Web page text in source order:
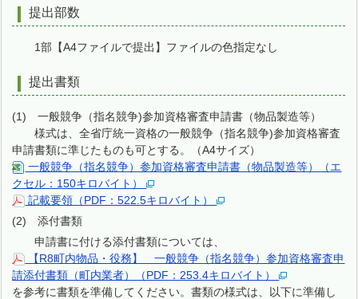
提出部数
1部【A4ファイルで提出】ファイルの色指定なし
提出書類
(1) 一般競争（指名競争)参加資格審査申請書（物品製造等）
様式は、全省庁統一資格の一般競争（指名競争)参加資格審査
申請書類に準じたものも可とする。（A4サイズ）
一般競争（指名競争）参加資格審査申請書（物品製造等）（エ
クセル：150キロバイト）
記載要領（PDF：522.5キロバイト）
(2) 添付書類
申請書に付ける添付書類については、
【R8町内物品・役務】 一般競争（指名競争）参加資格審査申
請添付書類（町内業者）（PDF：253.4キロバイト）
を参考に書類を準備してください。書類の様式は、以下に準備し